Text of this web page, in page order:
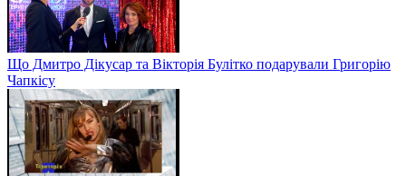
Що Дмитро Дікусар та Вікторія Булітко подарували Григорію
Чапкісу